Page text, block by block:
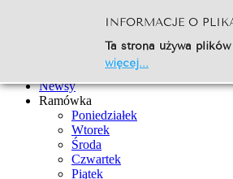
Go
Strona Główna
Newsy
Ramówka
Poniedziałek
Wtorek
Środa
Czwartek
Piątek
INFORMACJE O
Ta strona używa
więcej...